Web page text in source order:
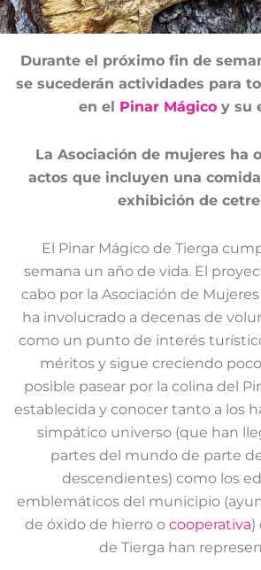
Durante el próximo fin de
se sucederán actividades para
en el Pinar Mágicoy su
La Asociación de mujeres ha
actos que incluyen una
exhibición de
El Pinar Mágico de Tierga
semana un año de vida. El
cabo por la Asociación de
ha involucrado a decenas de
como un punto de interés
méritos y sigue creciendo
posible pasear por la colina del
establecida y conocer tanto a los
simpático universo (que han
partes del mundo de parte
descendientes) como los
emblemáticos del municipio
de óxido de hierro o cooperativa)
de Tierga han